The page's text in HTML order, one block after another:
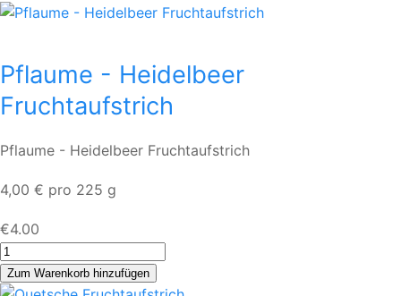
Pflaume - Heidelbeer
Fruchtaufstrich
Pflaume - Heidelbeer Fruchtaufstrich
4,00 € pro 225 g
€4.00